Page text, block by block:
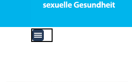
Menü überspringen